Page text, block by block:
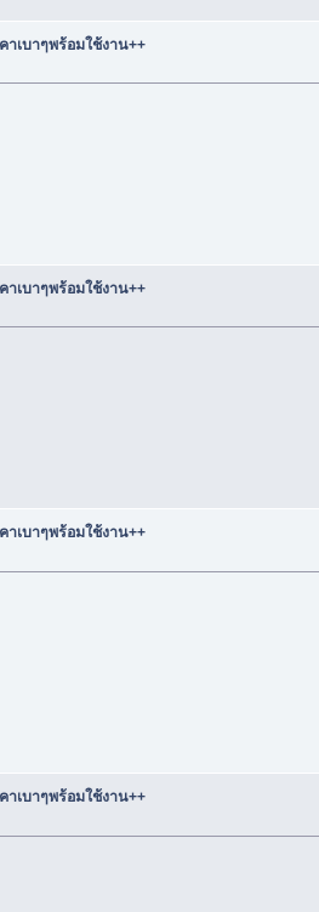
าเบาๆพร้อมใช้งาน++
าเบาๆพร้อมใช้งาน++
าเบาๆพร้อมใช้งาน++
าเบาๆพร้อมใช้งาน++